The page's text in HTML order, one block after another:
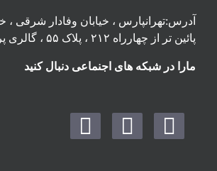
آدرس:تهرانپارس ، خیابان وفادار شرقی ،
پائین تر از چهارراه ۲۱۲ ، پلاک ۵۵ ، گالری پردیس پایتخت
مارا در شبکه های اجنماعی دنبال کنید